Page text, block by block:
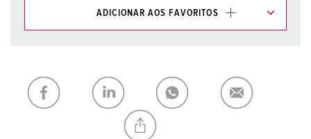
ADICIONAR AOS FAVORITOS
Minha lista (0) ADICIONAR
CRIAR UMA NOVA LISTA